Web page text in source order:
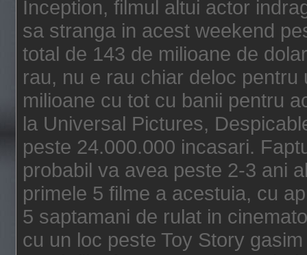
Inception, filmul altui actor
sa stranga in acest weekend
total de 143 de milioane de
rau, nu e rau chiar deloc
milioane cu tot cu banii pentru
la Universal Pictures,
peste 24.000.000 incasari.
probabil va avea peste 2-3 ani
primele 5 filme a acestuia, cu
5 saptamani de rulat in
cu un loc peste Toy Story